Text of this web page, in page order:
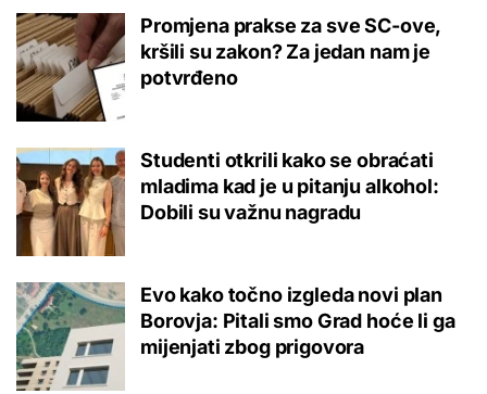
Promjena prakse za sve SC-ove,
kršili su zakon? Za jedan nam je
potvrđeno
Studenti otkrili kako se obraćati
mladima kad je u pitanju alkohol:
Dobili su važnu nagradu
Evo kako točno izgleda novi plan
Borovja: Pitali smo Grad hoće li ga
mijenjati zbog prigovora